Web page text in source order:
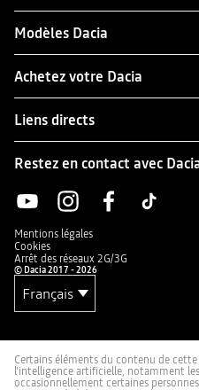
Modèles Dacia
Achetez votre Dacia
Liens directs
Restez en contact avec
Mentions légales
Cookies
Arrêt des réseaux 2G/3G
© Dacia 2017 - 2026
Certains éléments du contenu de
l'intelligence artificielle, notamment
occasionnellement certaines